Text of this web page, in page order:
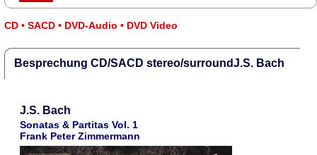
CD • SACD • DVD-Audio • DVD Video
Besprechung CD/SACD stereo/surroundJ.S. Bach
J.S. Bach
Sonatas & Partitas Vol. 1
Frank Peter Zimmermann